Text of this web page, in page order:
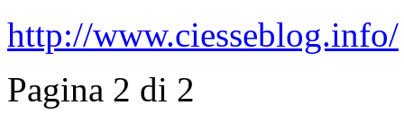
http://www.ciesseblog.info/
Pagina 2 di 2